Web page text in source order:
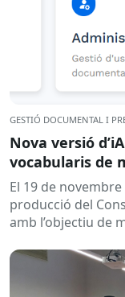
GESTIÓ DOCUMENTAL I
Nova versió
vocabularis de
gestió d’usuaris
El 19 de novembre
producció del
amb l’objectiu de